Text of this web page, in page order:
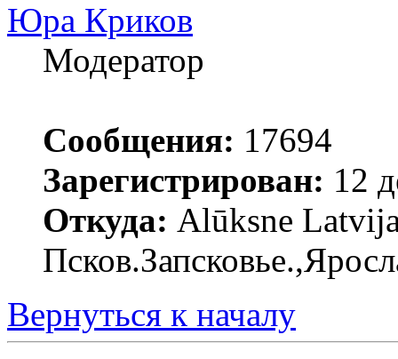
Юра Криков
Модератор
Сообщения: 17694
Зарегистрирован: 12
Откуда: Alūksne
Вернуться к началу